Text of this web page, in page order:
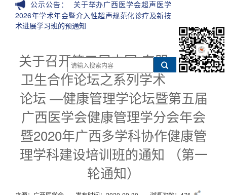
公示公告： 关于举办广西医学会超声医学
2026年学术年会暨介入性超声规范化诊疗及新技
术进展学习班的预通知
关于召开第三届中国-东盟
卫生合作论坛之系列学术
论坛 —健康管理学论坛暨第五届
广西医学会健康管理学分会年会
暨2020年广西多学科协作健康管
理学科建设培训班的通知 （第一
轮通知）